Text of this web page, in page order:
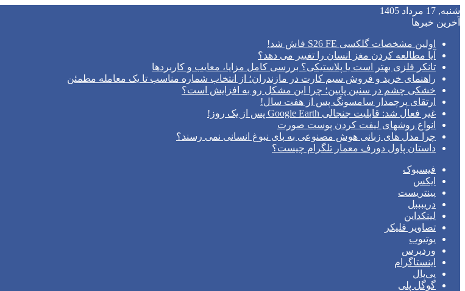
شنبه, 17 مرداد 1405
آخرین خبرها
اولین مشخصات گلکسی S26 FE فاش شد!
آیا مطالعه کردن مغز انسان را تغییر می‌ دهد؟
تانکر فلزی بهتر است یا پلاستیکی؟ بررسی کامل مزایا، معایب و کاربردها
راهنمای خرید و فروش سیم کارت در مازندران؛ از انتخاب شماره مناسب تا یک معامله مطمئن
خشکی چشم در سنین پایین؛ چرا این مشکل رو به افزایش است؟
ارتقای پرچمدار سامسونگ پس از هفت سال!
غیر فعال شد: قابلیت جنجالی Google Earth پس از یک روز!
انواع روشهای لیفت کردن پوست صورت
چرا مدل‌ های زبانی هوش مصنوعی به پای نبوغ انسانی نمی‌ رسند؟
داستان پاول دورف معمار تلگرام چیست؟
فیسبوک
ایکس
پینتریست
دریبببل
لینکداین
تصاویر فلیکر
یوتیوب
وردپرس
اینستاگرام
پی‌پال
گوگل پلی